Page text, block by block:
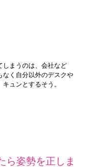
しまうのは、会社など
なく自分以外のデスクや
ュンとするそう。
ら姿勢を正しま